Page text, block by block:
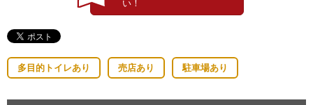
多目的トイレあり 売店あり 駐車場あり